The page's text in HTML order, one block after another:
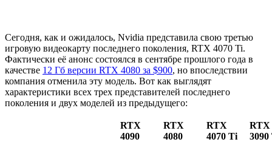
Сегодня, как и ожидалось, Nvidia представила свою третью
игровую видеокарту последнего поколения, RTX 4070 Ti.
Фактически её анонс состоялся в сентябре прошлого года в
качестве 12 Гб версии RTX 4080 за $900, но впоследствии
компания отменила эту модель. Вот как выглядят
характеристики всех трех представителей последнего
поколения и двух моделей из предыдущего:
RTX
4090
RTX
4080
RTX
4070 Ti
RTX
3090